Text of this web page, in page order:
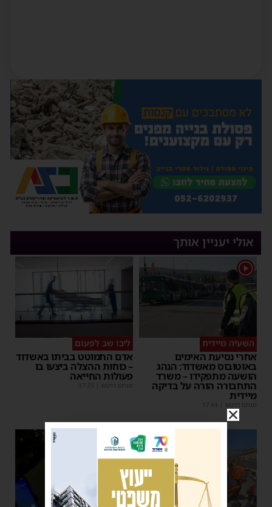
אולי יעניין אותך
1
השעיה מיידית
אחרי נסיעת האימים
באוטובוס מאשדוד: הנהג
הושעה מתפקידו – משרד
התחבורה הורה על בדיקה
מיידית
מנחם דויטש 17:44
ליבו שב לפעום
אדם התמוטט בביתו באשדוד
– כוחות ההצלה ביצעו בו
פעולות החייאה
מנחם דויטש 17:35
1